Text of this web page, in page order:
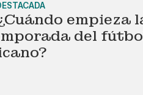
empieza
del